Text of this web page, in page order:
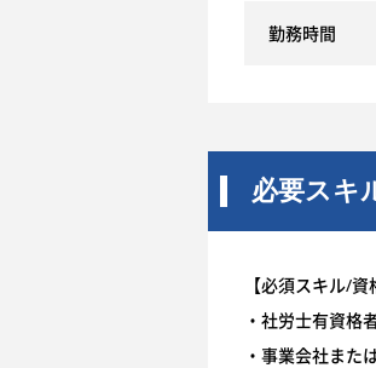
勤務時間
必要スキ
【必須スキル/資
・社労士有資格
・事業会社また